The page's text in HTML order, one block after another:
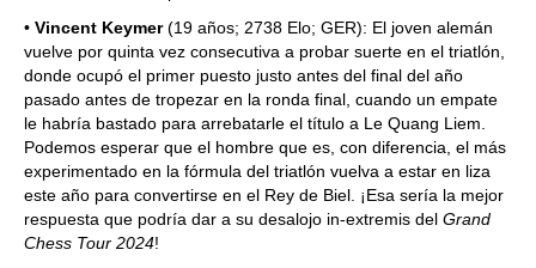
• Vincent Keymer(19 años; 2738 Elo; GER): El joven alemán
vuelve por quinta vez consecutiva a probar suerte en el triatlón,
donde ocupó el primer puesto justo antes del final del año
pasado antes de tropezar en la ronda final, cuando un empate
le habría bastado para arrebatarle el título a Le Quang Liem.
Podemos esperar que el hombre que es, con diferencia, el más
experimentado en la fórmula del triatlón vuelva a estar en liza
este año para convertirse en el Rey de Biel. ¡Esa sería la mejor
respuesta que podría dar a su desalojo in-extremis del Grand
Chess Tour 2024!